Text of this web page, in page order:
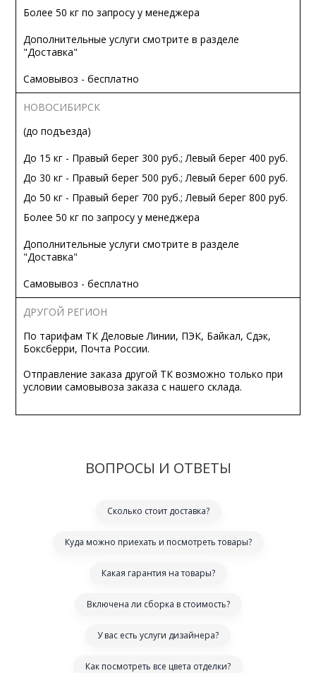
Более 50 кг по запросу у менеджера
Дополнительные услуги смотрите в разделе
"Доставка"
Самовывоз - бесплатно
НОВОСИБИРСК
(до подъезда)
До 15 кг - Правый берег 300 руб.; Левый берег 400 руб.
До 30 кг - Правый берег 500 руб.; Левый берег 600 руб.
До 50 кг - Правый берег 700 руб.; Левый берег 800 руб.
Более 50 кг по запросу у менеджера
Дополнительные услуги смотрите в разделе
"Доставка"
Самовывоз - бесплатно
ДРУГОЙ РЕГИОН
По тарифам ТК Деловые Линии, ПЭК, Байкал, Сдэк,
Боксберри, Почта России.
Отправление заказа другой ТК возможно только при
условии самовывоза заказа с нашего склада.
ВОПРОСЫ И ОТВЕТЫ
Сколько стоит доставка?
Куда можно приехать и посмотреть товары?
Какая гарантия на товары?
Включена ли сборка в стоимость?
У вас есть услуги дизайнера?
Как посмотреть все цвета отделки?